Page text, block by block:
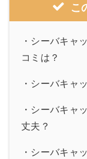
こ
・シーバキャ
コミは？
・シーバキャ
・シーバキャ
丈夫？
・シーバキャ